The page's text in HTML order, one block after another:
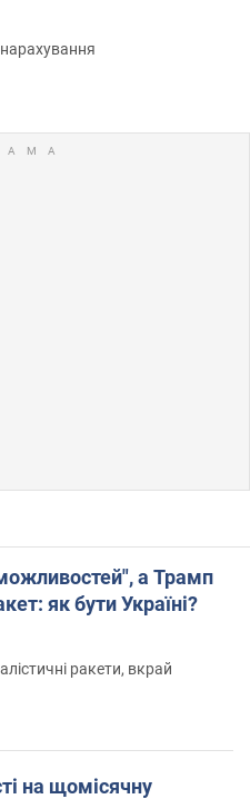
а Трамп
як бути Україні?
ракети, вкрай
на щомісячну